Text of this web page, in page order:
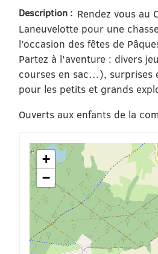
Description : Rendez vous au
Laneuvelotte pour une
l’occasion des fêtes de
Partez à l’aventure : divers
courses en sac…), surprises
pour les petits et grands
Ouverts aux enfants de la
+
−